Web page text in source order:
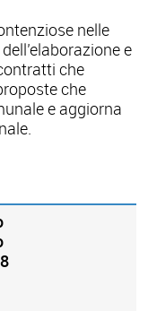
nelle
e
che
che
e aggiorna